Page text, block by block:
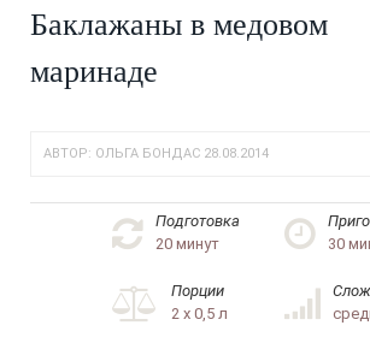
Баклажаны в медовом
маринаде
АВТОР: ОЛЬГА БОНДАС 28.08.2014
Подготовка
20 минут
30
Порции
2 х 0,5 л